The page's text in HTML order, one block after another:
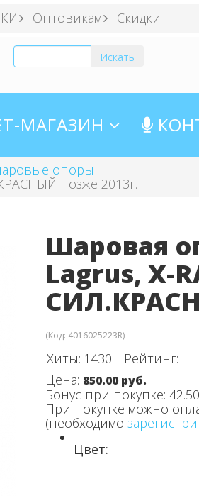
Оптовикам Скидки
МАГАЗИН
опоры
позже 2013г.
Шаровая
Lagrus, Х-
(Код: 4016025223R)
Хиты: 1430 | Рейтинг:
Цена: 850.00 руб.
Бонус при покупке:
При покупке можно
(необходимо
Цвет: